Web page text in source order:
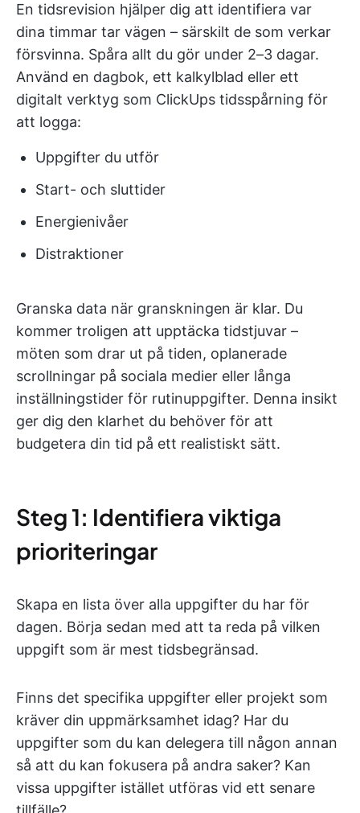
En tidsrevision hjälper dig att identifiera var
dina timmar tar vägen – särskilt de som verkar
försvinna. Spåra allt du gör under 2–3 dagar.
Använd en dagbok, ett kalkylblad eller ett
digitalt verktyg som ClickUps tidsspårning för
att logga:
Uppgifter du utför
Start- och sluttider
Energienivåer
Distraktioner
Granska data när granskningen är klar. Du
kommer troligen att upptäcka tidstjuvar –
möten som drar ut på tiden, oplanerade
scrollningar på sociala medier eller långa
inställningstider för rutinuppgifter. Denna insikt
ger dig den klarhet du behöver för att
budgetera din tid på ett realistiskt sätt.
Steg 1: Identifiera viktiga
prioriteringar
Skapa en lista över alla uppgifter du har för
dagen. Börja sedan med att ta reda på vilken
uppgift som är mest tidsbegränsad.
Finns det specifika uppgifter eller projekt som
kräver din uppmärksamhet idag? Har du
uppgifter som du kan delegera till någon annan
så att du kan fokusera på andra saker? Kan
vissa uppgifter istället utföras vid ett senare